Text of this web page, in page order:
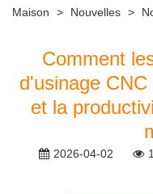
Maison > Nouvelles >
Comment
d'usinage
et la
2026-04-02